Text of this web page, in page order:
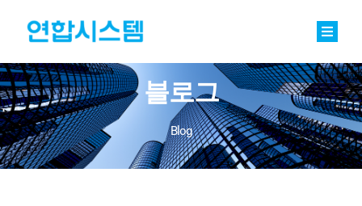
content
Toggle
정밀기계부품
베어링
바로팩토리 Basic
블로그
Blog